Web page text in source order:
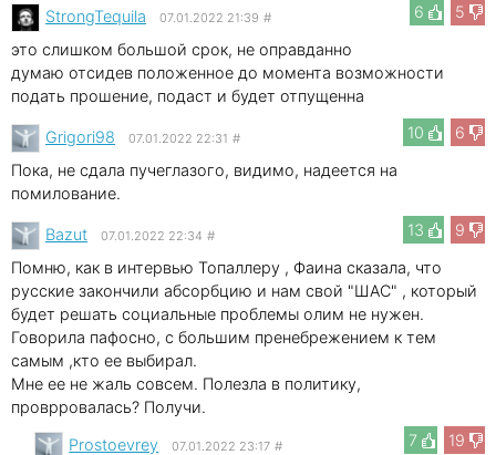
6
5
StrongTequila 07.01.2022 21:39 #
это слишком большой срок, не оправданно
думаю отсидев положенное до момента возможности
подать прошение, подаст и будет отпущенна
10
6
Grigori98 07.01.2022 22:31 #
Пока, не сдала пучеглазого, видимо, надеется на
помилование.
13
9
Bazut 07.01.2022 22:34 #
Помню, как в интервью Топаллеру , Фаина сказала, что
русские закончили абсорбцию и нам свой "ШАС" , который
будет решать социальные проблемы олим не нужен.
Говорила пафосно, с большим пренебрежением к тем
самым ,кто ее выбирал.
Мне ее не жаль совсем. Полезла в политику,
проврровалась? Получи.
7
19
Prostoevrey 07.01.2022 23:17 #